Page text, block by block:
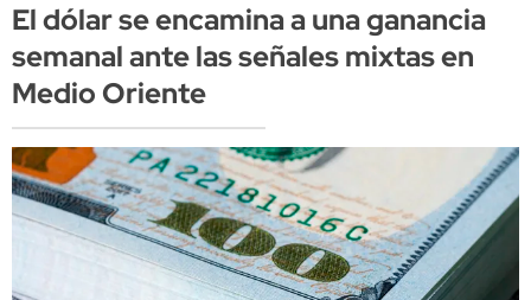
El dólar se encamina a una ganancia
semanal ante las señales mixtas en
Medio Oriente